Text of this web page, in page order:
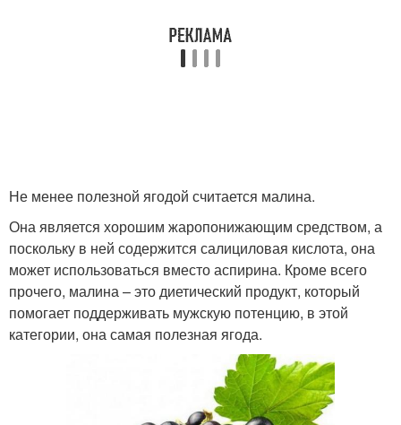
Не менее полезной ягодой считается малина.
Она является хорошим жаропонижающим средством, а
поскольку в ней содержится салициловая кислота, она
может использоваться вместо аспирина. Кроме всего
прочего, малина – это диетический продукт, который
помогает поддерживать мужскую потенцию, в этой
категории, она самая полезная ягода.